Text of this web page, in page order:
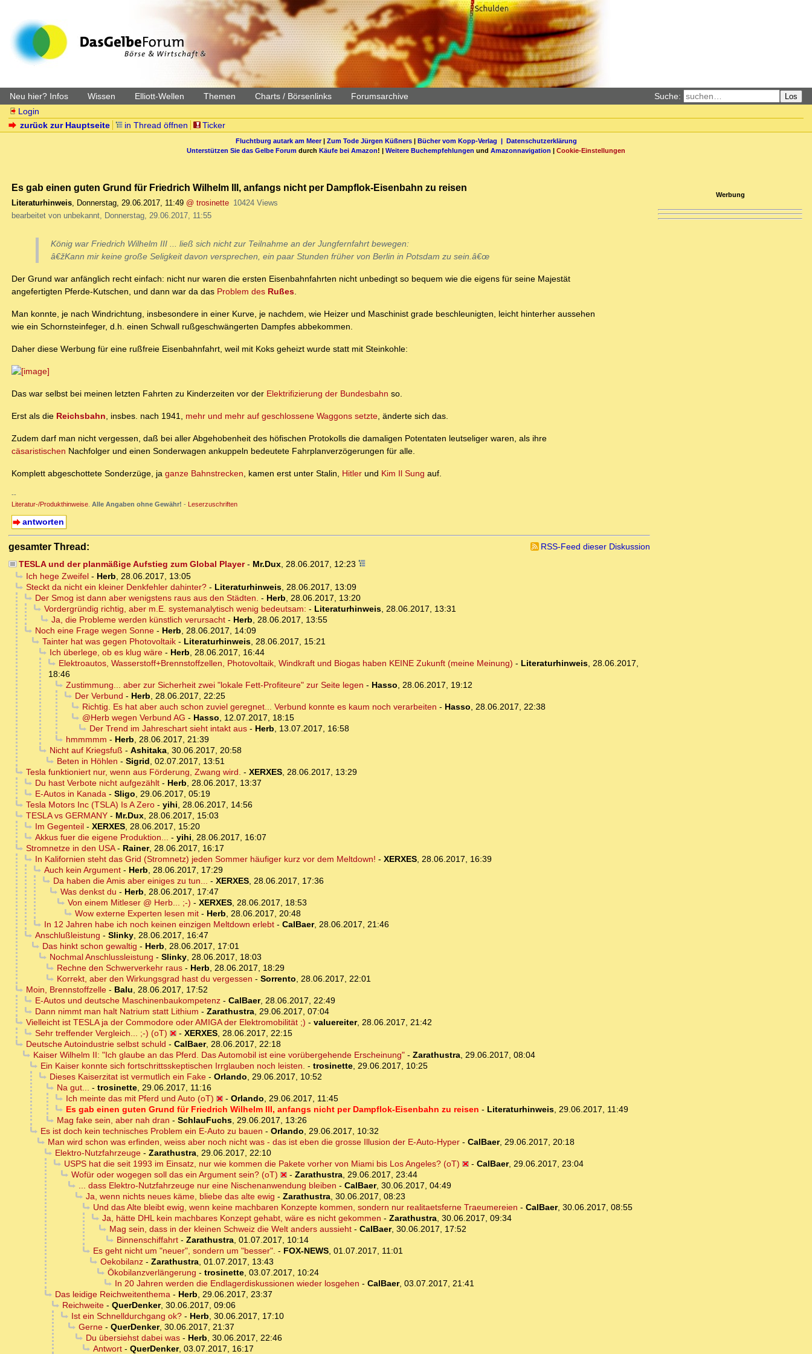
Neu hier? Infos Wissen Elliott-Wellen Themen Charts / Börsenlinks Forumsarchive Suche: Los
Login
zurück zur Hauptseite
in Thread öffnen Ticker
Fluchtburg autark am Meer| Zum Tode Jürgen Küßners| Bücher vom Kopp-Verlag | Datenschutzerklärung
Unterstützen Sie das Gelbe Forum durch Käufe bei Amazon! | Weitere Buchempfehlungen und Amazonnavigation | Cookie-Einstellungen
Es gab einen guten Grund für Friedrich Wilhelm III, anfangs nicht per Dampflok-Eisenbahn zu reisen
Literaturhinweis, Donnerstag, 29.06.2017, 11:49 @ trosinette 10424 Views
bearbeitet von unbekannt, Donnerstag, 29.06.2017, 11:55
König war Friedrich Wilhelm III ... ließ sich nicht zur Teilnahme an der Jungfernfahrt bewegen:
â€žKann mir keine große Seligkeit davon versprechen, ein paar Stunden früher von Berlin in Potsdam zu sein.â€œ
Der Grund war anfänglich recht einfach: nicht nur waren die ersten Eisenbahnfahrten nicht unbedingt so bequem wie die eigens für seine Majestät
angefertigten Pferde-Kutschen, und dann war da das Problem des Rußes.
Man konnte, je nach Windrichtung, insbesondere in einer Kurve, je nachdem, wie Heizer und Maschinist grade beschleunigten, leicht hinterher aussehen
wie ein Schornsteinfeger, d.h. einen Schwall rußgeschwängerten Dampfes abbekommen.
Daher diese Werbung für eine rußfreie Eisenbahnfahrt, weil mit Koks geheizt wurde statt mit Steinkohle:
Das war selbst bei meinen letzten Fahrten zu Kinderzeiten vor der Elektrifizierung der Bundesbahn so.
Erst als die Reichsbahn, insbes. nach 1941, mehr und mehr auf geschlossene Waggons setzte, änderte sich das.
Zudem darf man nicht vergessen, daß bei aller Abgehobenheit des höfischen Protokolls die damaligen Potentaten leutseliger waren, als ihre
cäsaristischen Nachfolger und einen Sonderwagen ankuppeln bedeutete Fahrplanverzögerungen für alle.
Komplett abgeschottete Sonderzüge, ja ganze Bahnstrecken, kamen erst unter Stalin, Hitler und Kim Il Sung auf.
--
Literatur-/Produkthinweise. Alle Angaben ohne Gewähr! - Leserzuschriften
antworten
gesamter Thread:
RSS-Feed dieser Diskussion
TESLA und der planmäßige Aufstieg zum Global Player- Mr.Dux, 28.06.2017, 12:23
Ich hege Zweifel- Herb, 28.06.2017, 13:05
Steckt da nicht ein kleiner Denkfehler dahinter?- Literaturhinweis, 28.06.2017, 13:09
Der Smog ist dann aber wenigstens raus aus den Städten. - Herb, 28.06.2017, 13:20
Vordergründig richtig, aber m.E. systemanalytisch wenig bedeutsam: - Literaturhinweis, 28.06.2017, 13:31
Ja, die Probleme werden künstlich verursacht- Herb, 28.06.2017, 13:55
Noch eine Frage wegen Sonne- Herb, 28.06.2017, 14:09
Tainter hat was gegen Photovoltaik- Literaturhinweis, 28.06.2017, 15:21
Ich überlege, ob es klug wäre- Herb, 28.06.2017, 16:44
Elektroautos, Wasserstoff+Brennstoffzellen, Photovoltaik, Windkraft und Biogas haben KEINE Zukunft (meine Meinung) - Literaturhinweis, 28.06.2017,
18:46
Zustimmung... aber zur Sicherheit zwei "lokale Fett-Profiteure" zur Seite legen - Hasso, 28.06.2017, 19:12
Der Verbund - Herb, 28.06.2017, 22:25
Richtig. Es hat aber auch schon zuviel geregnet... Verbund konnte es kaum noch verarbeiten - Hasso, 28.06.2017, 22:38
@Herb wegen Verbund AG - Hasso, 12.07.2017, 18:15
Der Trend im Jahreschart sieht intakt aus- Herb, 13.07.2017, 16:58
hmmmmm - Herb, 28.06.2017, 21:39
Nicht auf Kriegsfuß - Ashitaka, 30.06.2017, 20:58
Beten in Höhlen - Sigrid, 02.07.2017, 13:51
Tesla funktioniert nur, wenn aus Förderung, Zwang wird. - XERXES, 28.06.2017, 13:29
Du hast Verbote nicht aufgezählt- Herb, 28.06.2017, 13:37
E-Autos in Kanada- Sligo, 29.06.2017, 05:19
Tesla Motors Inc (TSLA) Is A Zero- yihi, 28.06.2017, 14:56
TESLA vs GERMANY- Mr.Dux, 28.06.2017, 15:03
Im Gegenteil- XERXES, 28.06.2017, 15:20
Akkus fuer die eigene Produktion... - yihi, 28.06.2017, 16:07
Stromnetze in den USA- Rainer, 28.06.2017, 16:17
In Kalifornien steht das Grid (Stromnetz) jeden Sommer häufiger kurz vor dem Meltdown! - XERXES, 28.06.2017, 16:39
Auch kein Argument- Herb, 28.06.2017, 17:29
Da haben die Amis aber einiges zu tun... - XERXES, 28.06.2017, 17:36
Was denkst du - Herb, 28.06.2017, 17:47
Von einem Mitleser @ Herb... ;-) - XERXES, 28.06.2017, 18:53
Wow externe Experten lesen mit- Herb, 28.06.2017, 20:48
In 12 Jahren habe ich noch keinen einzigen Meltdown erlebt- CalBaer, 28.06.2017, 21:46
Anschlußleistung - Slinky, 28.06.2017, 16:47
Das hinkt schon gewaltig - Herb, 28.06.2017, 17:01
Nochmal Anschlussleistung - Slinky, 28.06.2017, 18:03
Rechne den Schwerverkehr raus- Herb, 28.06.2017, 18:29
Korrekt, aber den Wirkungsgrad hast du vergessen - Sorrento, 28.06.2017, 22:01
Moin, Brennstoffzelle- Balu, 28.06.2017, 17:52
E-Autos und deutsche Maschinenbaukompetenz- CalBaer, 28.06.2017, 22:49
Dann nimmt man halt Natrium statt Lithium - Zarathustra, 29.06.2017, 07:04
Vielleicht ist TESLA ja der Commodore oder AMIGA der Elektromobilität ;) - valuereiter, 28.06.2017, 21:42
Sehr treffender Vergleich... ;-) (oT)
- XERXES, 28.06.2017, 22:15
Deutsche Autoindustrie selbst schuld - CalBaer, 28.06.2017, 22:18
Kaiser Wilhelm II: "Ich glaube an das Pferd. Das Automobil ist eine vorübergehende Erscheinung"- Zarathustra, 29.06.2017, 08:04
Ein Kaiser konnte sich fortschrittsskeptischen Irrglauben noch leisten. - trosinette, 29.06.2017, 10:25
Dieses Kaiserzitat ist vermutlich ein Fake- Orlando, 29.06.2017, 10:52
Na gut... - trosinette, 29.06.2017, 11:16
Ich meinte das mit Pferd und Auto (oT)
- Orlando, 29.06.2017, 11:45
Es gab einen guten Grund für Friedrich Wilhelm III, anfangs nicht per Dampflok-Eisenbahn zu reisen - Literaturhinweis, 29.06.2017, 11:49
Mag fake sein, aber nah dran - SchlauFuchs, 29.06.2017, 13:26
Es ist doch kein technisches Problem ein E-Auto zu bauen - Orlando, 29.06.2017, 10:32
Man wird schon was erfinden, weiss aber noch nicht was - das ist eben die grosse Illusion der E-Auto-Hyper- CalBaer, 29.06.2017, 20:18
Elektro-Nutzfahrzeuge- Zarathustra, 29.06.2017, 22:10
USPS hat die seit 1993 im Einsatz, nur wie kommen die Pakete vorher von Miami bis Los Angeles? (oT)
- CalBaer, 29.06.2017, 23:04
Wofür oder wogegen soll das ein Argument sein? (oT)
- Zarathustra, 29.06.2017, 23:44
... dass Elektro-Nutzfahrzeuge nur eine Nischenanwendung bleiben - CalBaer, 30.06.2017, 04:49
Ja, wenn nichts neues käme, bliebe das alte ewig - Zarathustra, 30.06.2017, 08:23
Und das Alte bleibt ewig, wenn keine machbaren Konzepte kommen, sondern nur realitaetsferne Traeumereien - CalBaer, 30.06.2017, 08:55
Ja, hätte DHL kein machbares Konzept gehabt, wäre es nicht gekommen - Zarathustra, 30.06.2017, 09:34
Mag sein, dass in der kleinen Schweiz die Welt anders aussieht- CalBaer, 30.06.2017, 17:52
Binnenschiffahrt- Zarathustra, 01.07.2017, 10:14
Es geht nicht um "neuer", sondern um "besser". - FOX-NEWS, 01.07.2017, 11:01
Oekobilanz- Zarathustra, 01.07.2017, 13:43
Ökobilanzverlängerung - trosinette, 03.07.2017, 10:24
In 20 Jahren werden die Endlagerdiskussionen wieder losgehen - CalBaer, 03.07.2017, 21:41
Das leidige Reichweitenthema- Herb, 29.06.2017, 23:37
Reichweite- QuerDenker, 30.06.2017, 09:06
Ist ein Schnelldurchgang ok?- Herb, 30.06.2017, 17:10
Gerne- QuerDenker, 30.06.2017, 21:37
Du übersiehst dabei was- Herb, 30.06.2017, 22:46
Antwort- QuerDenker, 03.07.2017, 16:17
Werbung